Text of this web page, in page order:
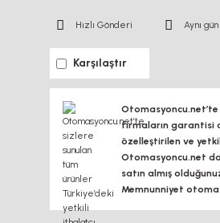
Hızlı Gönderi Aynı
Karşılaştır
firmaların garantisi
özelleştirilen ve
Otomasyoncu.net
satın almış
Memnunniyet